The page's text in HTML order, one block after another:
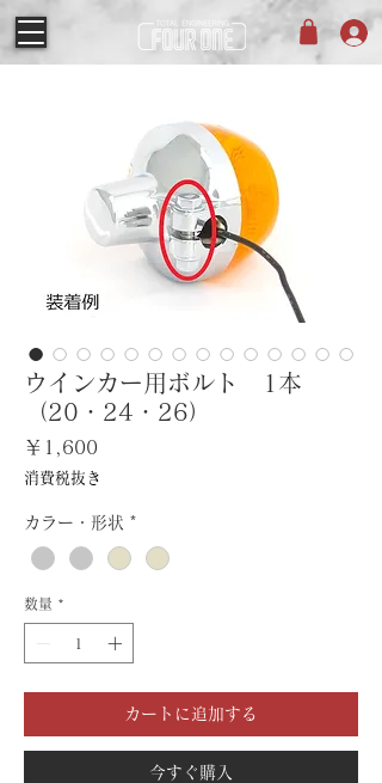
ウインカー用ボルト 1本
（20・24・26）
￥1,600
格
消費税抜き
カラー・形状 *
数量 *
カートに追加する
今すぐ購入